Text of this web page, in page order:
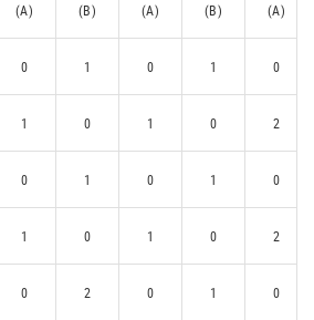
(A) (B) (A) (B) (A)
0 1 0 1 0
1 0 1 0 2
0 1 0 1 0
1 0 1 0 2
0 2 0 1 0